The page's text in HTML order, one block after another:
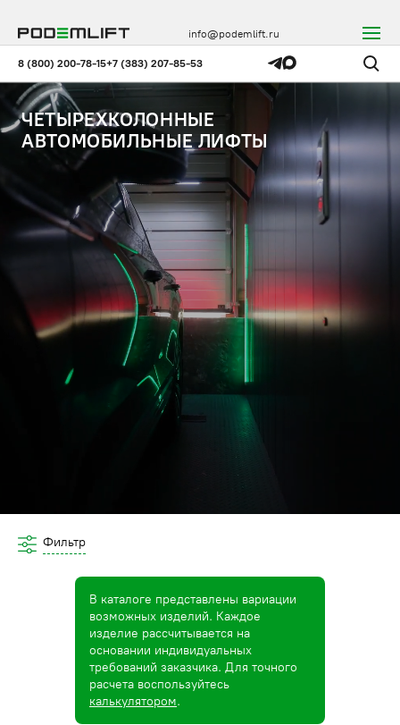
8 (800) 200-78-15+7 (383) 207-85-53
info@podemlift.ru
ЧЕТЫРЕХКОЛОННЫЕ
АВТОМОБИЛЬНЫЕ ЛИФТЫ
Фильтр
В каталоге представлены вариации
возможных изделий. Каждое
изделие рассчитывается на
основании индивидуальных
требований заказчика. Для точного
расчета воспользуйтесь
калькулятором.